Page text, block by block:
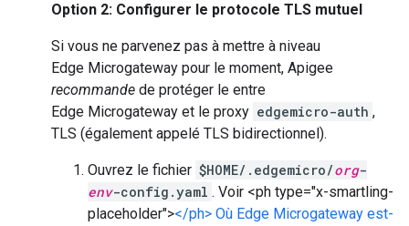
Option 2: Configurer le protocole TLS mutuel
Si vous ne parvenez pas à mettre à niveau
Edge Microgateway pour le moment, Apigee
recommande de protéger le entre
Edge Microgateway et le proxy edgemicro-auth ,
TLS (également appelé TLS bidirectionnel).
Ouvrez le fichier $HOME/.edgemicro/org-
env-config.yaml . Voir <ph type="x-smartling-
placeholder"></ph> Où Edge Microgateway est-